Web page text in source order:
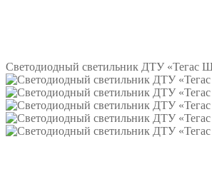
Светодиодный светильник ДТУ «Тегас